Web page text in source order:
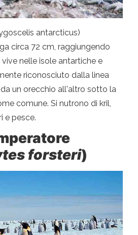
antarcticus)
circa 72 cm, raggiungendo
nelle isole antartiche e
riconosciuto dalla linea
un orecchio all'altro sotto la
comune. Si nutrono di kril,
e pesce.
forsteri)